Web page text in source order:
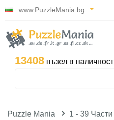
www.PuzzleMania.bg
13408 пъзел в наличност
Puzzle Mania 1 - 39 Части